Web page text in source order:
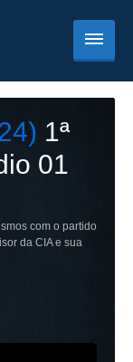
1ª
01
com o partido
da CIA e sua